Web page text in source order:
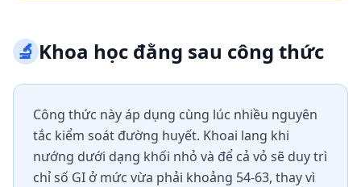
🔬Khoa học đằng sau công thức
Công thức này áp dụng cùng lúc nhiều nguyên
tắc kiểm soát đường huyết. Khoai lang khi
nướng dưới dạng khối nhỏ và để cả vỏ sẽ duy trì
chỉ số GI ở mức vừa phải khoảng 54-63, thay vì